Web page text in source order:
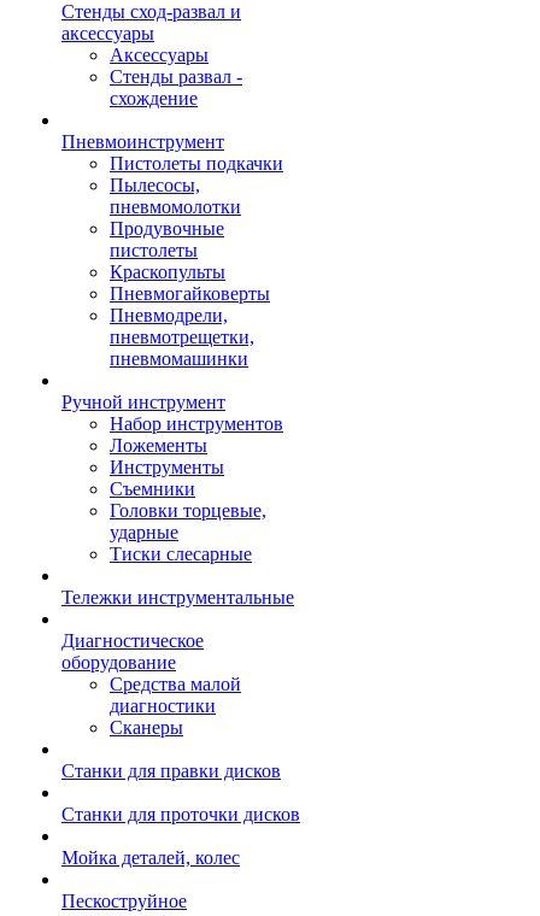
Стенды сход-развал и
аксессуары
Аксессуары
Стенды развал -
схождение
Пневмоинструмент
Пистолеты подкачки
Пылесосы,
пневмомолотки
Продувочные
пистолеты
Краскопульты
Пневмогайковерты
Пневмодрели,
пневмотрещетки,
пневмомашинки
Ручной инструмент
Набор инструментов
Ложементы
Инструменты
Съемники
Головки торцевые,
ударные
Тиски слесарные
Тележки инструментальные
Диагностическое
оборудование
Средства малой
диагностики
Сканеры
Станки для правки дисков
Станки для проточки дисков
Мойка деталей, колес
Пескоструйное